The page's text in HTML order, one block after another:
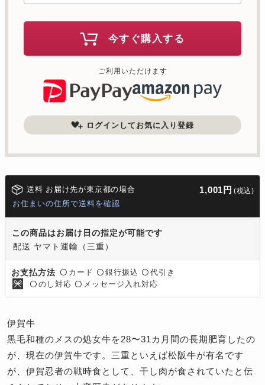
今すぐ購入する
ご利用いただけます
ログインしてお気に入り登録
送料 お届け先が東京都の場合 1,001円 (税込)
お住まいの住所で送料を確認
この商品はお届け日の指定が可能です
配送 ヤマト運輸（三重）
お支払方法 〇 カード 〇 銀行振込 〇 代引き
〇 のし対応 〇 メッセージ入れ対応
伊賀牛
黒毛和種のメスの処女牛を28〜31カ月間の長期肥育したの
が、現在の伊賀牛です。三重といえば松阪牛が有名です
が、伊賀忍者の戦時食として、干し肉が食されていたと伝